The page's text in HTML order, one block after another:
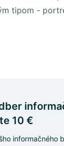
tipom -
10 €
informačného